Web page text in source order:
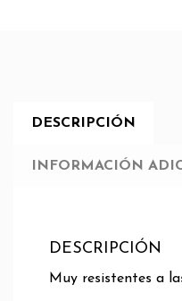
DESCRIPCIÓN
INFORMACIÓN
DESCRIPCIÓN
Muy resistentes a